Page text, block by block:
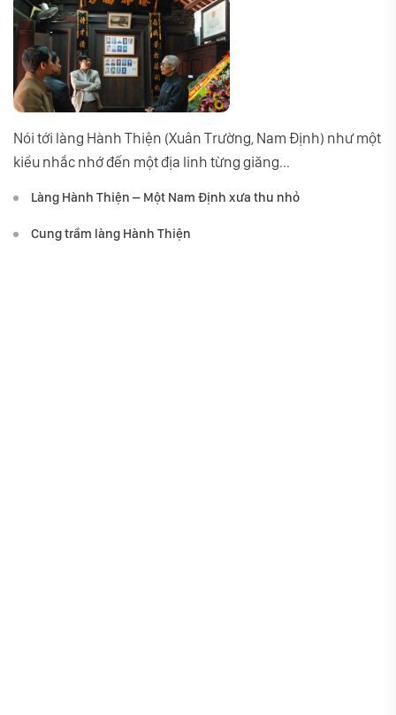
Nói tới làng Hành Thiện (Xuân Trường, Nam Định) như một
kiểu nhắc nhớ đến một địa linh từng giăng...
Làng Hành Thiện – Một Nam Định xưa thu nhỏ
Cung trầm làng Hành Thiện